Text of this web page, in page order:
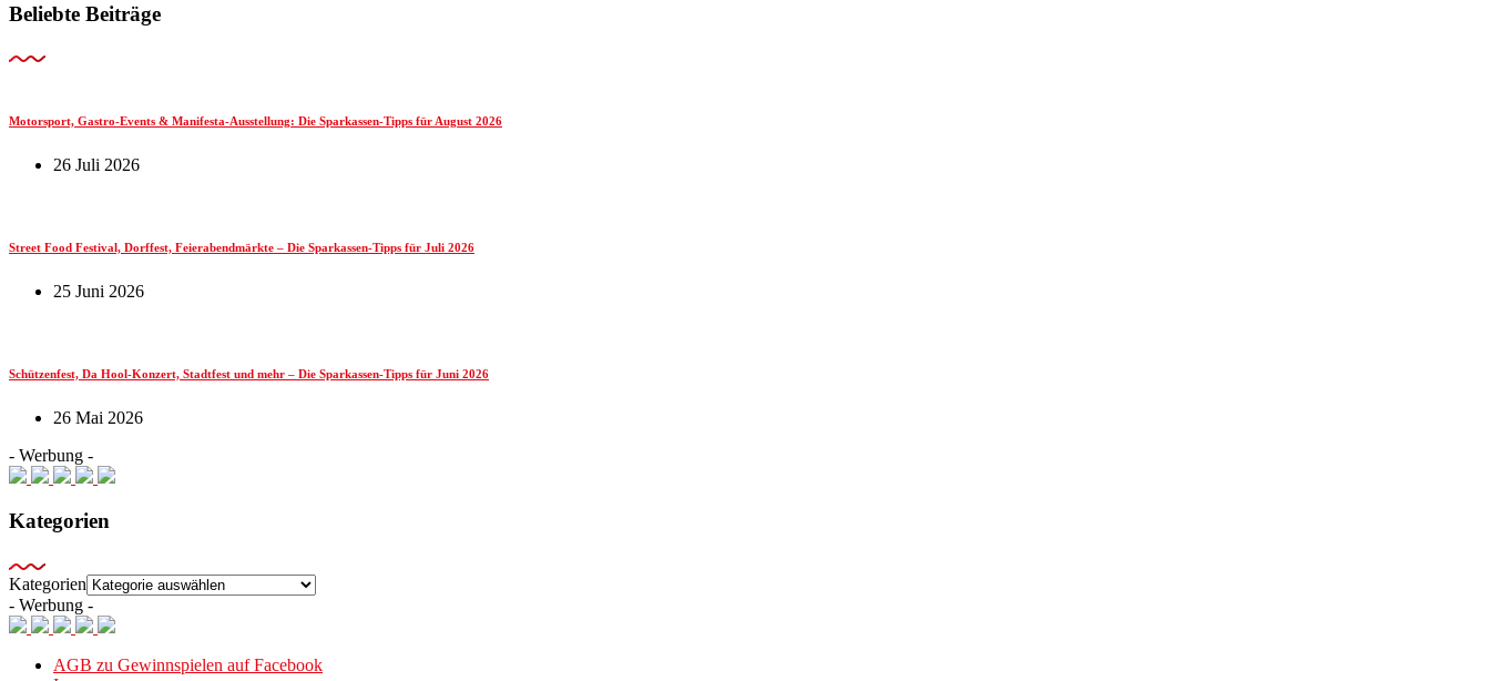
Beliebte Beiträge
Motorsport, Gastro-Events & Manifesta-Ausstellung: Die Sparkassen-Tipps für August 2026
26 Juli 2026
Street Food Festival, Dorffest, Feierabendmärkte – Die Sparkassen-Tipps für Juli 2026
25 Juni 2026
Schützenfest, Da Hool-Konzert, Stadtfest und mehr – Die Sparkassen-Tipps für Juni 2026
26 Mai 2026
- Werbung -
Kategorien
Kategorien
- Werbung -
AGB zu Gewinnspielen auf Facebook